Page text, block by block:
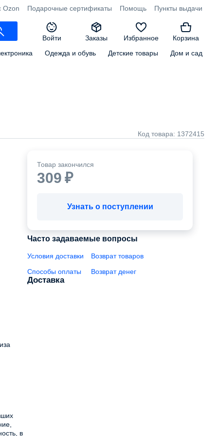
Ozon Подарочные сертификаты Помощь Пункты выдачи
Войти Заказы Избранное
Корзина
Одежда и обувь Детские товары Дом и сад
Код товара: 1372415
в
Товар закончился
309 ₽
Узнать о поступлении
Часто задаваемые вопросы
Условия доставки
Возврат товаров
Способы оплаты
Возврат денег
Доставка